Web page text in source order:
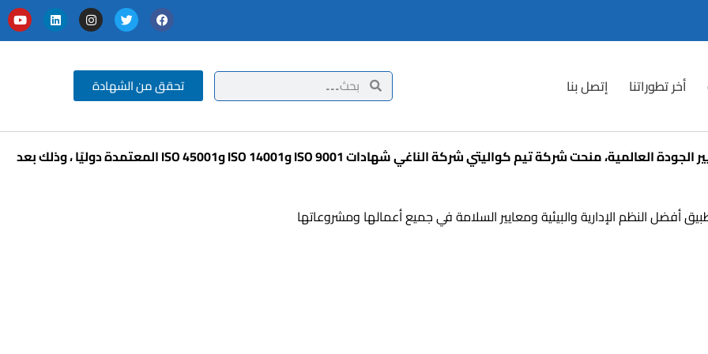
أخر تطوراتنا إتصل بنا تحقق من الشهادة
في إطار دعمها المستمر للمؤسسات المصرية في تطبيق أعلى معايير الجودة العالمية، منحت شركة تيم كواليتي شركة الناغي شهادات ISO 9001 وISO 14001 وISO 45001 المعتمدة دوليًا ، وذلك بعد
أفضل النظم الإدارية والبيئية ومعايير السلامة في جميع أعمالها ومشروعاتها